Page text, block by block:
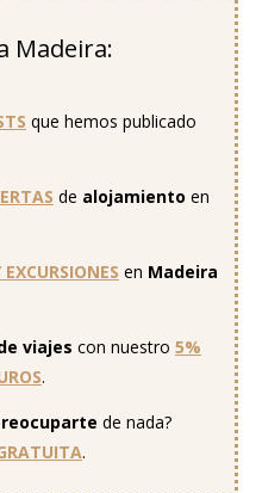
Madeira:
que hemos publicado
de alojamiento en
en Madeira
viajes con nuestro 5%
.
de nada?
.